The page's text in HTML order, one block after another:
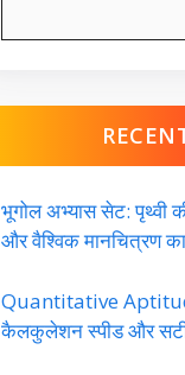
भूगोल अभ्यास सेट: पृथ्वी
और वैश्विक मानचित्रण
Quantitative
कैलकुलेशन स्पीड और